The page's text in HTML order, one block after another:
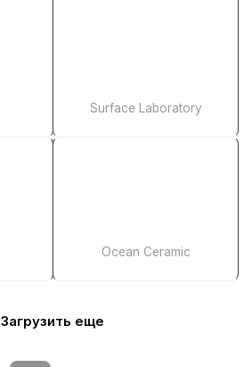
Surface Laboratory
Ocean Ceramic
Загрузить еще